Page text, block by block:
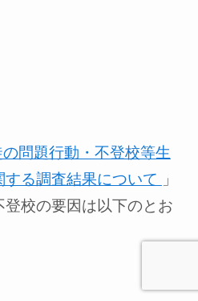
問題行動・不登校等生
る調査結果について
」
校の要因は以下のとお